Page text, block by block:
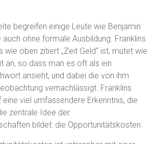
begreifen einige Leute wie Benjamin
auch ohne formale Ausbildung. Franklins
wie oben zitiert „Zeit Geld“ ist, mutet wie
an, so dass man es oft als ein
ansieht, und dabei die von ihm
vernachlässigt. Franklins
eine viel umfassendere Erkenntnis, die
zentrale Idee der
bildet: die Opportunitätskosten.